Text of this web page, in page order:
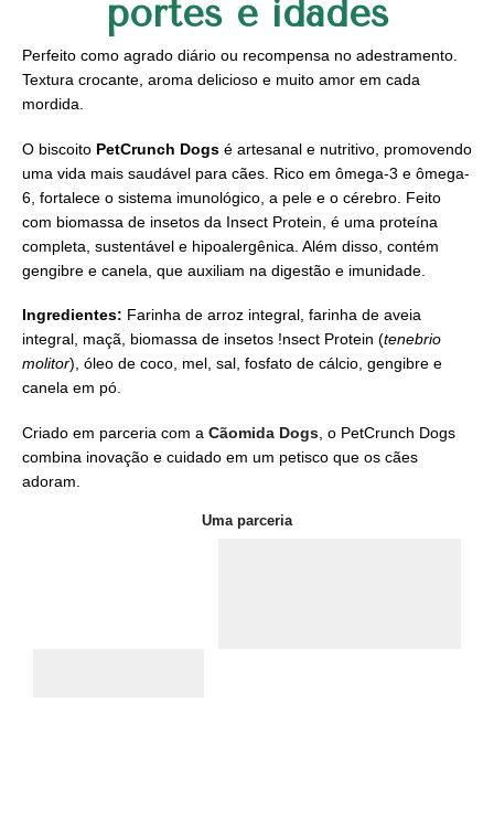
portes e idades
Perfeito como agrado diário ou recompensa no adestramento.
Textura crocante, aroma delicioso e muito amor em cada
mordida.
O biscoito PetCrunch Dogs é artesanal e nutritivo, promovendo
uma vida mais saudável para cães. Rico em ômega-3 e ômega-
6, fortalece o sistema imunológico, a pele e o cérebro. Feito
com biomassa de insetos da Insect Protein, é uma proteína
completa, sustentável e hipoalergênica. Além disso, contém
gengibre e canela, que auxiliam na digestão e imunidade.
Ingredientes: Farinha de arroz integral, farinha de aveia
integral, maçã, biomassa de insetos !nsect Protein (tenebrio
molitor), óleo de coco, mel, sal, fosfato de cálcio, gengibre e
canela em pó.
Criado em parceria com a Cãomida Dogs , o PetCrunch Dogs
combina inovação e cuidado em um petisco que os cães
adoram.
Uma parceria